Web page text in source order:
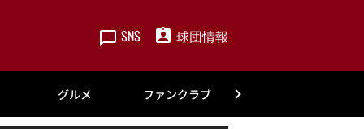
SNS 球団情報
グルメ ファンクラブ